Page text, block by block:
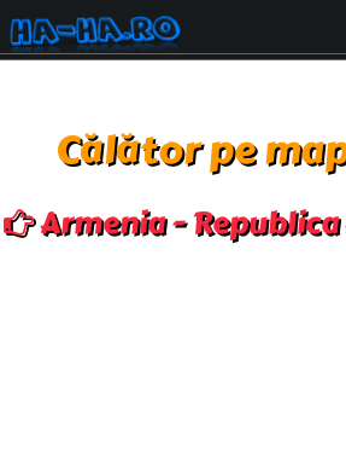
Călător pe
Armenia -